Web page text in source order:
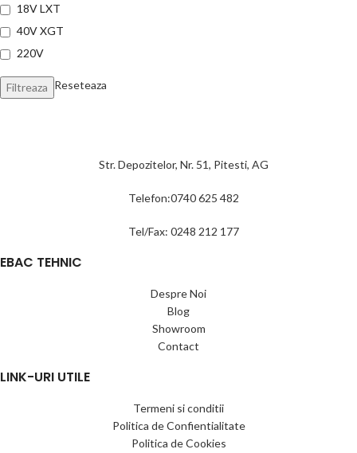
18V LXT
40V XGT
220V
Filtreaza Reseteaza
Str. Depozitelor, Nr. 51, Pitesti, AG
Telefon:0740 625 482
Tel/Fax: 0248 212 177
EBAC TEHNIC
Despre Noi
Blog
Showroom
Contact
LINK-URI UTILE
Termeni si conditii
Politica de Confientialitate
Politica de Cookies